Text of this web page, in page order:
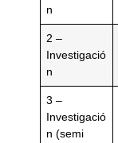
n
2 –
Investigació
n
3 –
Investigació
n (semi